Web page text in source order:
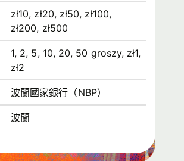
zł10, zł20, zł50, zł100,
zł200, zł500
1, 2, 5, 10, 20, 50 groszy, zł1,
zł2
波蘭國家銀行（NBP）
波蘭